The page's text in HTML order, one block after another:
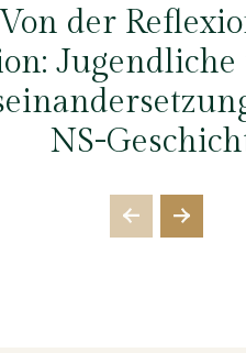
Von der
NS-